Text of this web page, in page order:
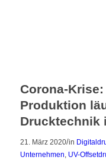
Corona-
Produktion
Drucktechnik
21. März 2020/in
Unternehmen
UV-